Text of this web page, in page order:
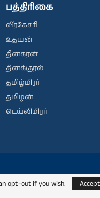
பத்திரிகை
வீரகேசரி
உதயன்
தினகரன்
தினக்குரல்
தமிழ்மிரர்
தமிழன்
டெய்லிமிரர்
opt-out if you wish.
Accept